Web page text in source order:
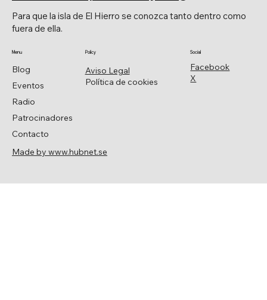
Facebook
X
Social
Aviso Legal
Política de cookies
Policy
Blog
Eventos
Radio
Patrocinadores
Contacto
Menu
Para que la isla de El Hierro se conozca tanto dentro como
fuera de ella.
Made by www.hubnet.se